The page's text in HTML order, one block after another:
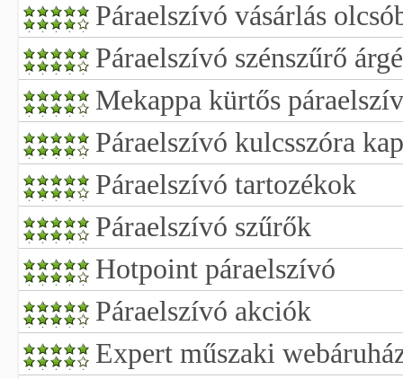
Páraelszívó vásárlás
Páraelszívó szénszűrő
Mekappa kürtős
Páraelszívó kulcsszóra
Páraelszívó tartozékok
Páraelszívó szűrők
Hotpoint páraelszívó
Páraelszívó akciók
Expert műszaki